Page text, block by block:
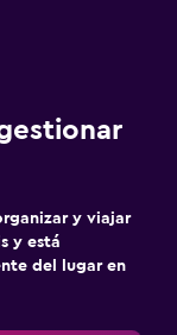
y viajar
y está
del lugar en